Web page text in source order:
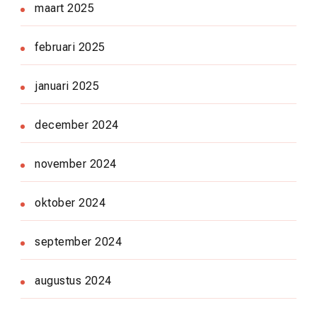
maart 2025
februari 2025
januari 2025
december 2024
november 2024
oktober 2024
september 2024
augustus 2024